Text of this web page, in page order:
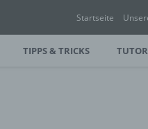
Startseite
TIPPS & TRICKS